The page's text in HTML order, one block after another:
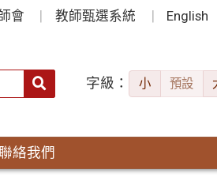
會 教師甄選系統 English
字級： 小 預設
絡我們